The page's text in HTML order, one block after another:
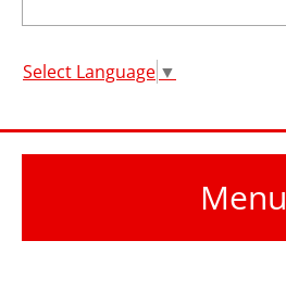
Select Language ▼
Menu